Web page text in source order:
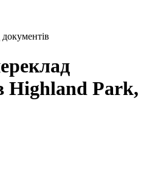
Highland Park,